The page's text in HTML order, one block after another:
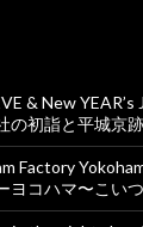
& New
の初詣と平城京
Factory
ヨコハマ〜こい